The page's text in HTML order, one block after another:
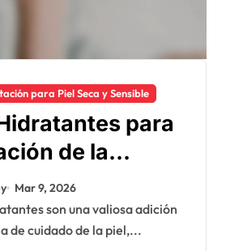
para Piel Seca y Sensible
para
de la
Uso,
Mar 9, 2026
de cuidado de la piel,...